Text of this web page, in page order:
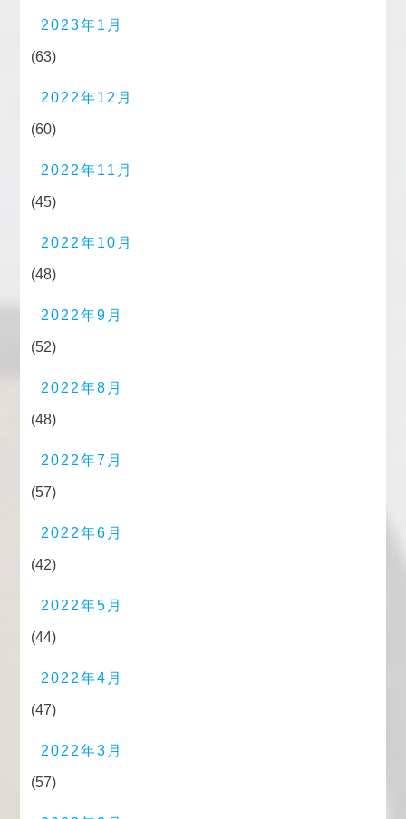
2023年1月
(63)
2022年12月
(60)
2022年11月
(45)
2022年10月
(48)
2022年9月
(52)
2022年8月
(48)
2022年7月
(57)
2022年6月
(42)
2022年5月
(44)
2022年4月
(47)
2022年3月
(57)